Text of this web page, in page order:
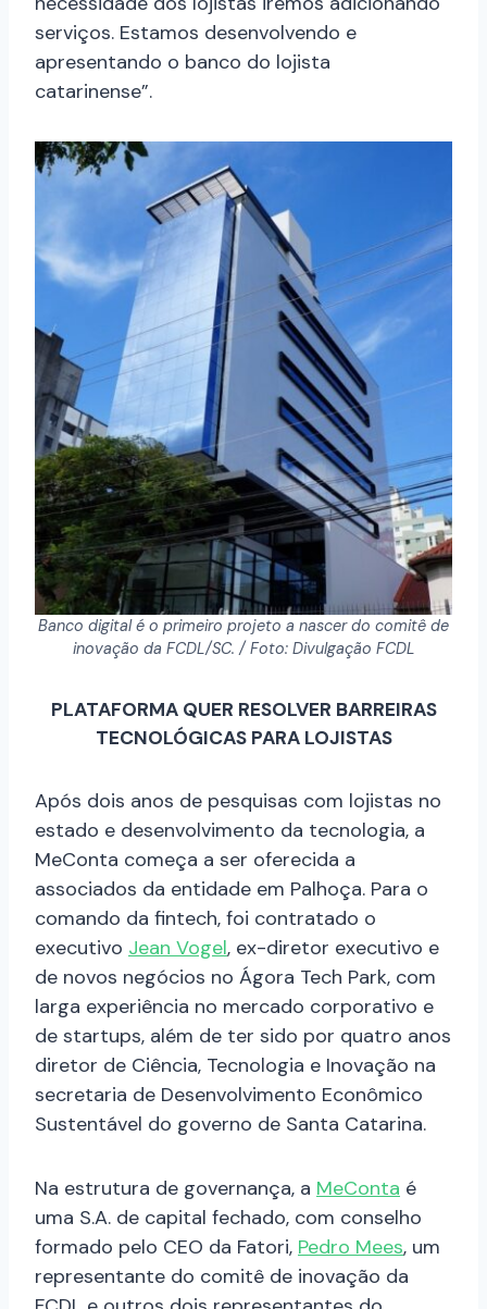
serviços. Estamos desenvolvendo e
apresentando o banco do lojista
catarinense”.
Banco digital é o primeiro projeto a nascer do comitê de
inovação da FCDL/SC. / Foto: Divulgação FCDL
PLATAFORMA QUER RESOLVER BARREIRAS
TECNOLÓGICAS PARA LOJISTAS
Após dois anos de pesquisas com lojistas no
estado e desenvolvimento da tecnologia, a
MeConta começa a ser oferecida a
associados da entidade em Palhoça. Para o
comando da fintech, foi contratado o
executivo Jean Vogel, ex-diretor executivo e
de novos negócios no Ágora Tech Park, com
larga experiência no mercado corporativo e
de startups, além de ter sido por quatro anos
diretor de Ciência, Tecnologia e Inovação na
secretaria de Desenvolvimento Econômico
Sustentável do governo de Santa Catarina.
Na estrutura de governança, a MeConta é
uma S.A. de capital fechado, com conselho
formado pelo CEO da Fatori, Pedro Mees, um
representante do comitê de inovação da